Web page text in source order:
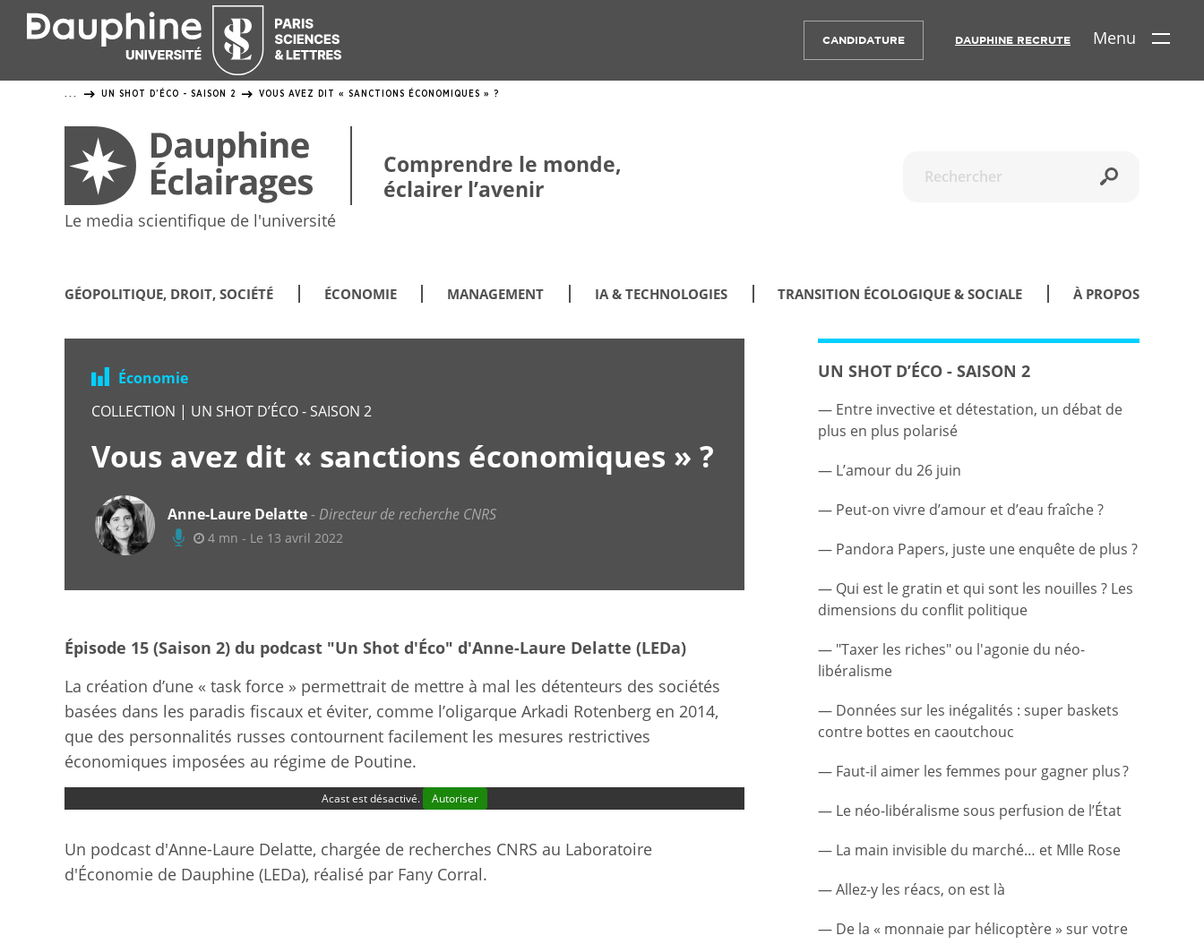
Panneau
CANDIDATURE DAUPHINE RECRUTE Menu
... UN SHOT D’ÉCO - SAISON 2 VOUS AVEZ DIT « SANCTIONS ÉCONOMIQUES » ?
Le media scientifique de l'université
Comprendre le monde,
éclairer l’avenir
GÉOPOLITIQUE, DROIT, SOCIÉTÉ ÉCONOMIE MANAGEMENT IA & TECHNOLOGIES TRANSITION ÉCOLOGIQUE & SOCIALE À PROPOS
Économie
COLLECTION | UN SHOT D’ÉCO - SAISON 2
Vous avez dit « sanctions économiques » ?
Anne-Laure Delatte Directeur de recherche CNRS
4 mn - Le 13 avril 2022
Épisode 15 (Saison 2) du podcast "Un Shot d'Éco" d'Anne-Laure Delatte (LEDa)
La création d’une « task force » permettrait de mettre à mal les détenteurs des sociétés
basées dans les paradis fiscaux et éviter, comme l’oligarque Arkadi Rotenberg en 2014,
que des personnalités russes contournent facilement les mesures restrictives
économiques imposées au régime de Poutine.
Acast est désactivé. Autoriser
Un podcast d'Anne-Laure Delatte, chargée de recherches CNRS au Laboratoire
d'Économie de Dauphine (LEDa), réalisé par Fany Corral.
UN SHOT D’ÉCO - SAISON 2
Entre invective et détestation, un débat de
plus en plus polarisé
L’amour du 26 juin
Peut-on vivre d’amour et d’eau fraîche ?
Pandora Papers, juste une enquête de plus ?
Qui est le gratin et qui sont les nouilles ? Les
dimensions du conflit politique
"Taxer les riches" ou l'agonie du néo-
libéralisme
Données sur les inégalités : super baskets
contre bottes en caoutchouc
Faut-il aimer les femmes pour gagner plus ?
Le néo-libéralisme sous perfusion de l’État
La main invisible du marché… et Mlle Rose
Allez-y les réacs, on est là
De la « monnaie par hélicoptère » sur votre